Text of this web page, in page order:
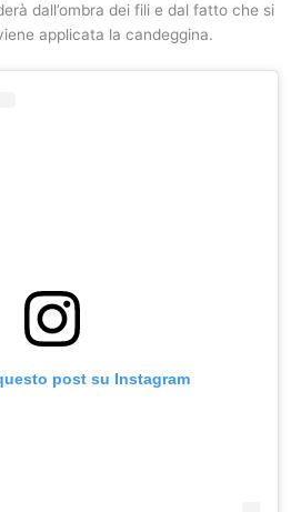
dall’ombra dei fili e dal fatto che si
applicata la candeggina.
post su Instagram